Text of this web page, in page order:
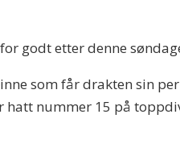
godt etter denne
som får drakten sin
hatt nummer 15 på